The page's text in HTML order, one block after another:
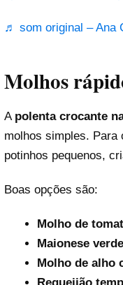
♬ som original – Ana
Molhos
A polenta crocante
molhos simples. Para
potinhos pequenos,
Boas opções são:
Molho de
Maionese verde
Molho de alho